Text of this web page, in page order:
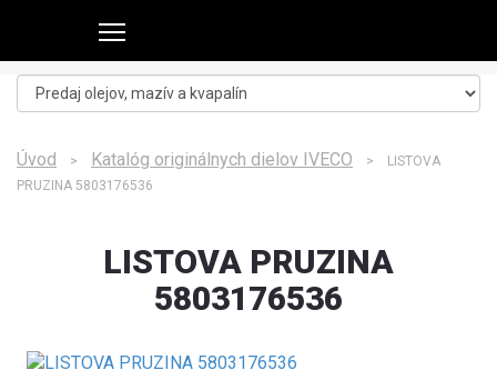
Úvod > Katalóg originálnych dielov IVECO > LISTOVA
PRUZINA 5803176536
LISTOVA PRUZINA
5803176536